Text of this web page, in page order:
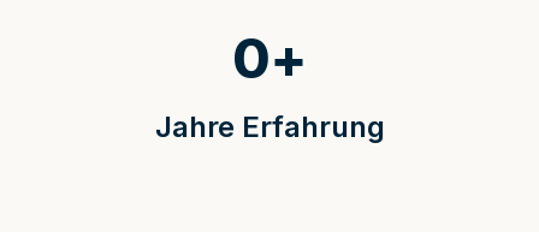
Jahre Erfahrung
0+